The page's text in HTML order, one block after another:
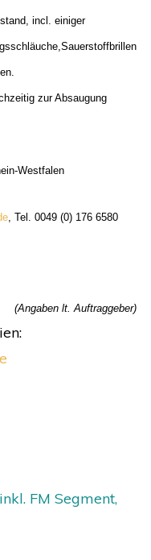
incl. einiger
zur Absaugung
Westfalen
, Tel. 0049 (0) 176 6580
(Angaben lt. Auftraggeber)
FM Segment,